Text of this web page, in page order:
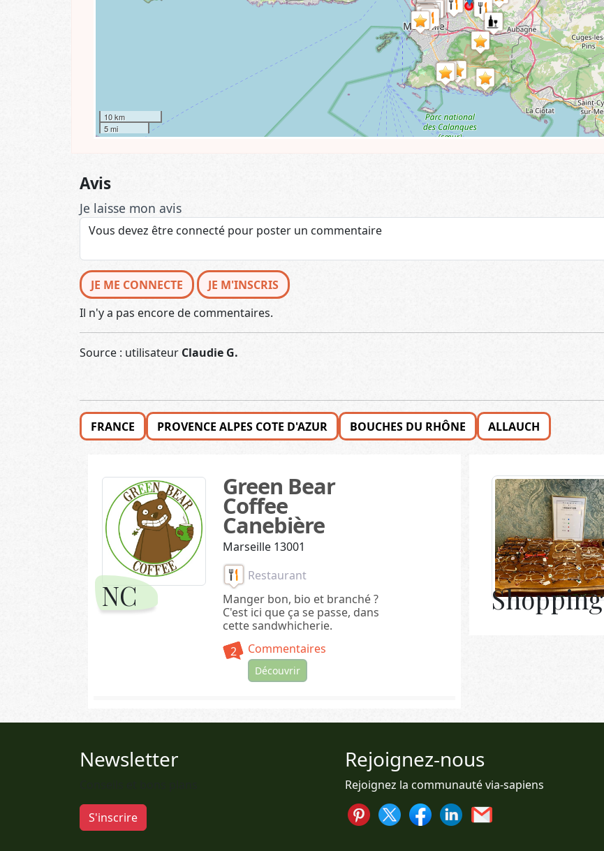
10 km
5 mi
Avis
Je laisse mon avis
JE ME CONNECTE
JE M'INSCRIS
Il n'y a pas encore de commentaires.
Source : utilisateur Claudie G.
FRANCE PROVENCE ALPES COTE D'AZUR BOUCHES DU RHÔNE ALLAUCH
NC
Green Bear
Coffee
Canebière
Marseille 13001
Restaurant
Manger bon, bio et branché ?
C'est ici que ça se passe, dans
cette sandwhicherie.
2
Commentaires
Découvrir
Shopping
Newsletter
S'inscrire
Rejoignez-nous
Rejoignez la communauté via-sapiens